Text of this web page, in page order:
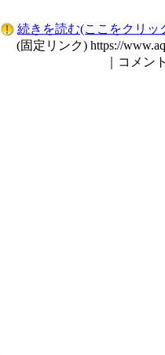
続きを読む(ここをクリッ
(固定リンク) https://
｜コメン